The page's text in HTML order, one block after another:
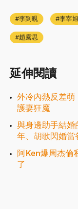
李到晛 李宰旭
趙露思
延伸閱讀
外冷內熱反差
護妻狂魔
與身邊助手結婚
年、胡歌閃婚當
阿Ken爆周杰倫
了